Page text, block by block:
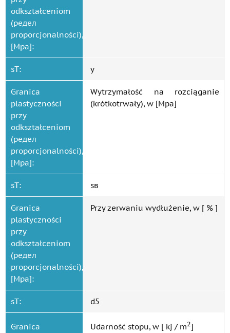
odkształceniom
(редел
proporcjonalności),
[Mpa]:
sT: y
Granica
plastyczności
przy
odkształceniom
(редел
proporcjonalności),
[Mpa]:
Wytrzymałość na rozciąganie
(krótkotrwały), w [Mpa]
sT: ѕв
Granica
plastyczności
przy
odkształceniom
(редел
proporcjonalności),
[Mpa]:
Przy zerwaniu wydłużenie, w [ % ]
sT: d5
Granica
Udarność stopu, w [ kj / m2]